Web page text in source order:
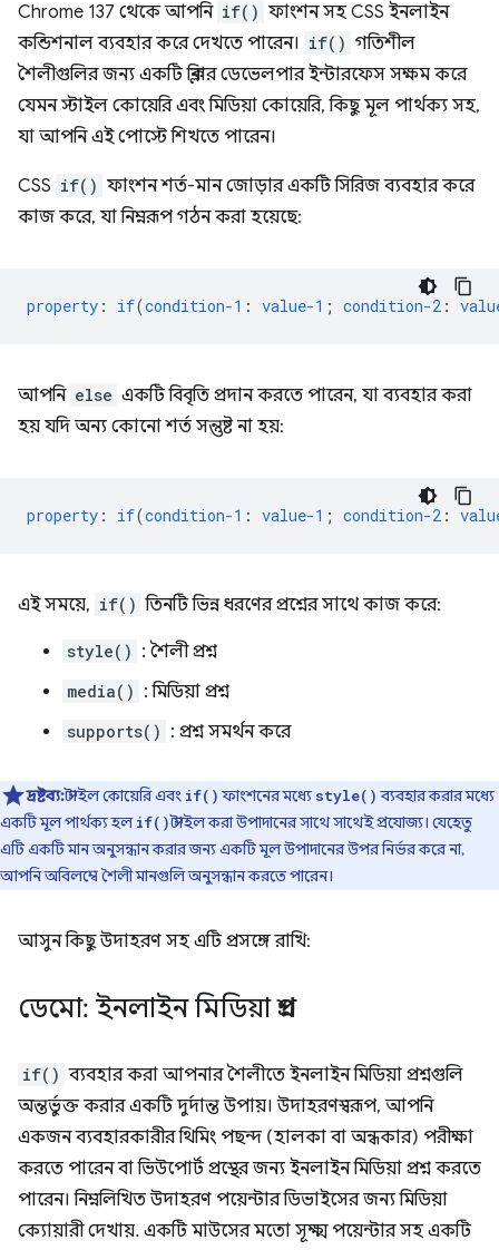
Chrome 137 থেকে আপনি if() ফাংশন সহ CSS ইনলাইন
কন্ডিশনাল ব্যবহার করে দেখতে পারেন। if() গতিশীল
শৈলীগুলির জন্য একটি ক্লিনার ডেভেলপার ইন্টারফেস সক্ষম করে
যেমন স্টাইল কোয়েরি এবং মিডিয়া কোয়েরি, কিছু মূল পার্থক্য সহ,
যা আপনি এই পোস্টে শিখতে পারেন।
CSS if() ফাংশন শর্ত-মান জোড়ার একটি সিরিজ ব্যবহার করে
কাজ করে, যা নিম্নরূপ গঠন করা হয়েছে:
property : if(condition-1 : value-1 ; condition-2 :
আপনি else একটি বিবৃতি প্রদান করতে পারেন, যা ব্যবহার করা
হয় যদি অন্য কোনো শর্ত সন্তুষ্ট না হয়:
property : if(condition-1 : value-1 ; condition-2 :
এই সময়ে, if() তিনটি ভিন্ন ধরণের প্রশ্নের সাথে কাজ করে:
style() : শৈলী প্রশ্ন
media() : মিডিয়া প্রশ্ন
supports() : প্রশ্ন সমর্থন করে
দ্রষ্টব্য:স্টাইল কোয়েরি এবং if() ফাংশনের মধ্যে style() ব্যবহার করার মধ্যে
একটি মূল পার্থক্য হলif()স্টাইল করা উপাদানের সাথে সাথেই প্রযোজ্য। যেহেতু
এটি একটি মান অনুসন্ধান করার জন্য একটি মূল উপাদানের উপর নির্ভর করে না,
আপনি অবিলম্বে শৈলী মানগুলি অনুসন্ধান করতে পারেন।
আসুন কিছু উদাহরণ সহ এটি প্রসঙ্গে রাখি:
ডেমো: ইনলাইন মিডিয়া প্রশ্ন
if() ব্যবহার করা আপনার শৈলীতে ইনলাইন মিডিয়া প্রশ্নগুলি
অন্তর্ভুক্ত করার একটি দুর্দান্ত উপায়। উদাহরণস্বরূপ, আপনি
একজন ব্যবহারকারীর থিমিং পছন্দ (হালকা বা অন্ধকার) পরীক্ষা
করতে পারেন বা ভিউপোর্ট প্রস্থের জন্য ইনলাইন মিডিয়া প্রশ্ন করতে
পারেন। নিম্নলিখিত উদাহরণ পয়েন্টার ডিভাইসের জন্য মিডিয়া
ক্যোয়ারী দেখায়. একটি মাউসের মতো সূক্ষ্ম পয়েন্টার সহ একটি